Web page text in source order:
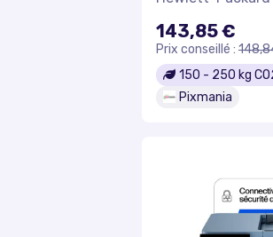
Éligibilité HP
Impression
Cartouche
Bon état
143,85 €
Prix conseillé :
150 - 250 kg
Pixmania